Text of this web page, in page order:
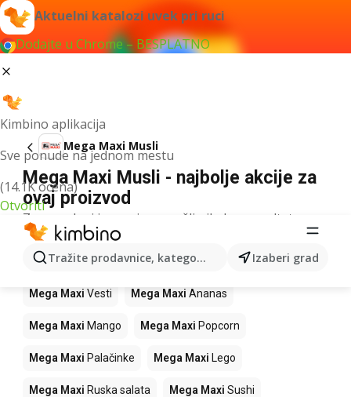
Aktuelni katalozi uvek pri ruci
Dodajte u Chrome – BESPLATNO
Kimbino aplikacija
Sve ponude na jednom mestu
(14.1K ocena)
Otvoriti
Tražite prodavnice, kategorije, proizvode...Izaberi grad
Mega Maxi Musli
Mega Maxi Musli - najbolje akcije za
ovaj proizvod
Za navedeni izraz nismo našli nikakav rezultat.
Drugi proizvodi u prodavnicama Mega
Maxi
Mega Maxi Vesti Mega Maxi Ananas
Mega Maxi Mango Mega Maxi Popcorn
Mega Maxi Palačinke Mega Maxi Lego
Mega Maxi Ruska salata Mega Maxi Sushi